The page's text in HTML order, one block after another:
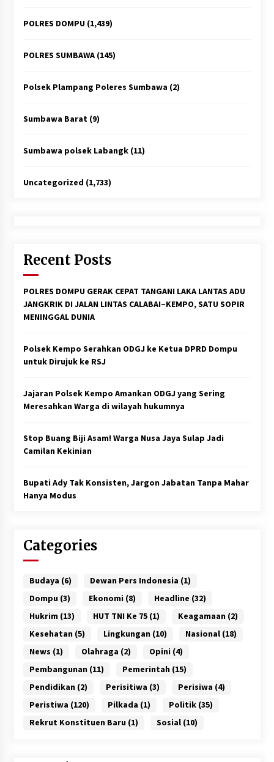
POLRES DOMPU(1,439)
POLRES SUMBAWA(145)
Polsek Plampang Poleres Sumbawa (2)
Sumbawa Barat(9)
Sumbawa polsek Labangk(11)
Uncategorized (1,733)
Recent Posts
POLRES DOMPU GERAK CEPAT TANGANI LAKA LANTAS ADU
JANGKRIK DI JALAN LINTAS CALABAI–KEMPO, SATU SOPIR
MENINGGAL DUNIA
Polsek Kempo Serahkan ODGJ ke Ketua DPRD Dompu
untuk Dirujuk ke RSJ
Jajaran Polsek Kempo Amankan ODGJ yang Sering
Meresahkan Warga di wilayah hukumnya
Stop Buang Biji Asam! Warga Nusa Jaya Sulap Jadi
Camilan Kekinian
Bupati Ady Tak Konsisten, Jargon Jabatan Tanpa Mahar
Hanya Modus
Categories
Budaya (6) Dewan Pers Indonesia (1)
Dompu (3) Ekonomi (8) Headline (32)
Hukrim (13) HUT TNI Ke 75(1) Keagamaan (2)
Kesehatan (5) Lingkungan (10) Nasional(18)
News (1) Olahraga (2) Opini (4)
Pembangunan (11) Pemerintah (15)
Pendidikan (2) Perisitiwa (3) Perisiwa (4)
Peristiwa (120) Pilkada (1) Politik(35)
Rekrut Konstituen Baru (1) Sosial(10)